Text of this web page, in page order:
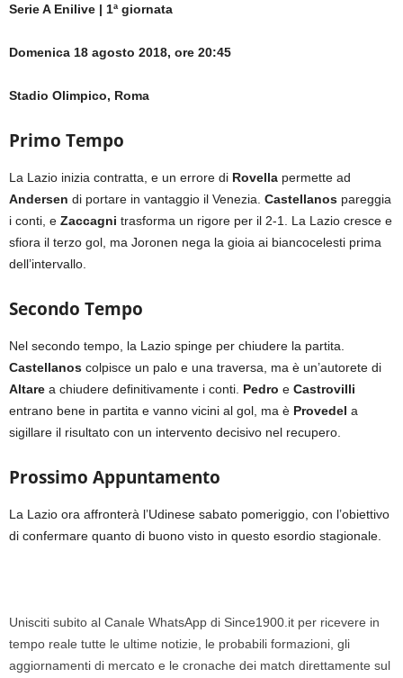
Serie A Enilive | 1ª giornata
Domenica 18 agosto 2018, ore 20:45
Stadio Olimpico, Roma
Primo Tempo
La Lazio inizia contratta, e un errore di Rovella permette ad
Andersen di portare in vantaggio il Venezia. Castellanos pareggia
i conti, e Zaccagni trasforma un rigore per il 2-1. La Lazio cresce e
sfiora il terzo gol, ma Joronen nega la gioia ai biancocelesti prima
dell’intervallo.
Secondo Tempo
Nel secondo tempo, la Lazio spinge per chiudere la partita.
Castellanos colpisce un palo e una traversa, ma è un’autorete di
Altare a chiudere definitivamente i conti. Pedro e Castrovilli
entrano bene in partita e vanno vicini al gol, ma è Provedel a
sigillare il risultato con un intervento decisivo nel recupero.
Prossimo Appuntamento
La Lazio ora affronterà l’Udinese sabato pomeriggio, con l’obiettivo
di confermare quanto di buono visto in questo esordio stagionale.
Unisciti subito al Canale WhatsApp di Since1900.it per ricevere in
tempo reale tutte le ultime notizie, le probabili formazioni, gli
aggiornamenti di mercato e le cronache dei match direttamente sul